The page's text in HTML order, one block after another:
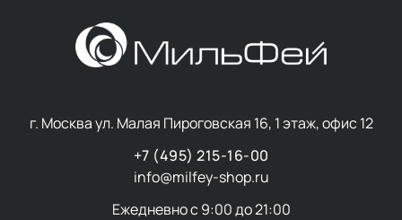
г. Москва ул. Малая Пироговская 16, 1 этаж, офис 12
+7 (495) 215-16-00
info@milfey-shop.ru
Ежедневно с 9:00 до 21:00